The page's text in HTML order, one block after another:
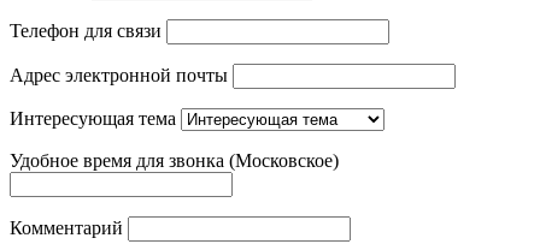
Телефон для связи
Адрес электронной почты
Интересующая тема
Удобное время для звонка (Московское)
Комментарий